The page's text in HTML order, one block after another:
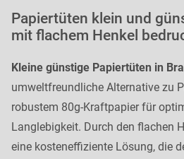
Papiertüten klein und
mit flachem Henkel
Kleine günstige Papiertüten in
umweltfreundliche Alternative zu
robustem 80g-Kraftpapier für
Langlebigkeit. Durch den flachen
eine kosteneffiziente Lösung, die